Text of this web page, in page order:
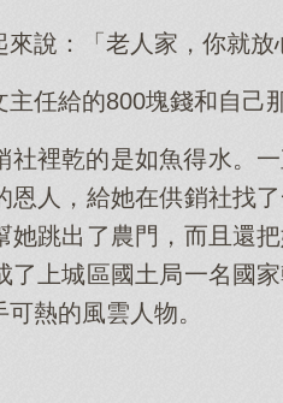
來說：「老人家，你就
任給的800塊錢和自己
社裡乾的是如魚得水。
恩人，給她在供銷社找
她跳出了農門，而且還
了上城區國土局一名國
熱的風雲人物。